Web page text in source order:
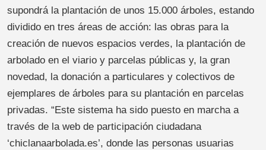
supondrá la plantación de unos 15.000 árboles, estando
dividido en tres áreas de acción: las obras para la
creación de nuevos espacios verdes, la plantación de
arbolado en el viario y parcelas públicas y, la gran
novedad, la donación a particulares y colectivos de
ejemplares de árboles para su plantación en parcelas
privadas. “Este sistema ha sido puesto en marcha a
través de la web de participación ciudadana
‘chiclanaarbolada.es’, donde las personas usuarias